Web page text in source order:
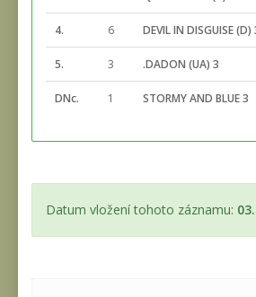
4. 6 DEVIL IN DISGUISE (D)
5. 3 .DADON (UA) 3
DNc. 1 STORMY AND BLUE 3
Datum vložení tohoto záznamu: